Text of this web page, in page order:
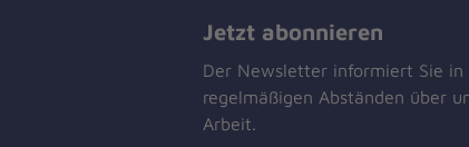
Jetzt abonnieren
Der Newsletter informiert Sie in
regelmäßigen Abständen über
Arbeit.